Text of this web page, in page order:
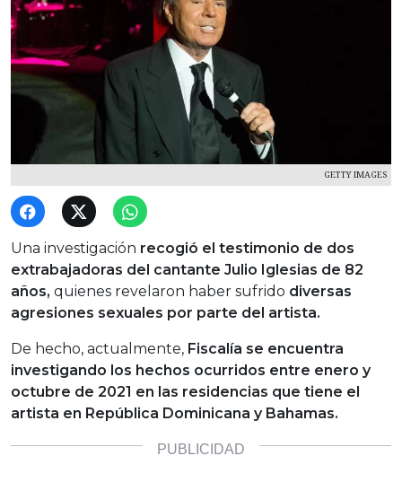
GETTY IMAGES
Una investigación recogió el testimonio de dos
extrabajadoras del cantante Julio Iglesias de 82
años, quienes revelaron haber sufrido diversas
agresiones sexuales por parte del artista.
De hecho, actualmente, Fiscalía se encuentra
investigando los hechos ocurridos entre enero y
octubre de 2021 en las residencias que tiene el
artista en República Dominicana y Bahamas.